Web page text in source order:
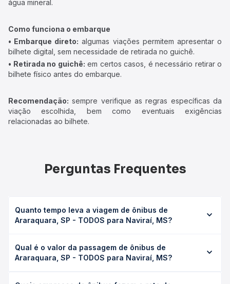
água mineral.
Como funciona o embarque
• Embarque direto: algumas viações permitem apresentar o
bilhete digital, sem necessidade de retirada no guichê.
• Retirada no guichê: em certos casos, é necessário retirar o
bilhete físico antes do embarque.
Recomendação: sempre verifique as regras específicas da
viação escolhida, bem como eventuais exigências
relacionadas ao bilhete.
Perguntas Frequentes
Quanto tempo leva a viagem de ônibus de
Araraquara, SP - TODOS para Naviraí, MS?
Naviraí, MS leva em média 0 horas, podendo variar
conforme a viação, o tipo de serviço (convencional,
Qual é o valor da passagem de ônibus de
Araraquara, SP - TODOS para Naviraí, MS?